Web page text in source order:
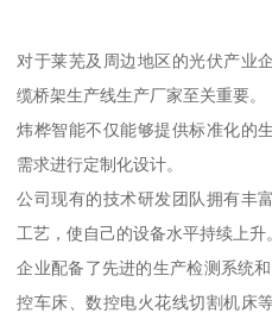
对于莱芜及周边地区的光伏产业
缆桥架生产线生产厂家至关重要。
炜桦智能不仅能够提供标准化的
需求进行定制化设计。
公司现有的技术研发团队拥有丰
工艺，使自己的设备水平持续上升
企业配备了先进的生产检测系统
控车床、数控电火花线切割机床